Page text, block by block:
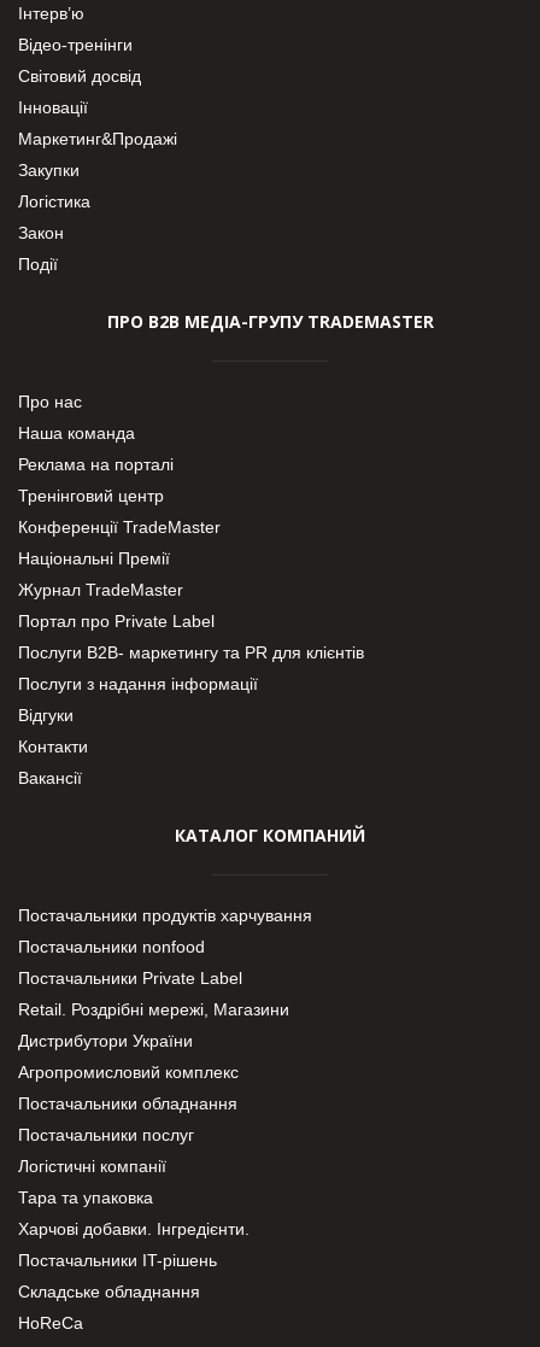
Інтерв’ю
Відео-тренінги
Світовий досвід
Інновації
Маркетинг&Продажі
Закупки
Логістика
Закон
Події
ПРО В2В МЕДІА-ГРУПУ TRADEMASTER
Про нас
Наша команда
Реклама на порталі
Тренінговий центр
Конференції TradeMaster
Національні Премії
Журнал TradeMaster
Портал про Private Label
Послуги В2В- маркетингу та PR для клієнтів
Послуги з надання інформації
Відгуки
Контакти
Вакансії
КАТАЛОГ КОМПАНИЙ
Постачальники продуктів харчування
Постачальники nonfood
Постачальники Private Label
Retail. Роздрібні мережі, Магазини
Дистрибутори України
Агропромисловий комплекс
Постачальники обладнання
Постачальники послуг
Логістичні компанії
Тара та упаковка
Харчові добавки. Інгредієнти.
Постачальники IT-рішень
Складське обладнання
HoReCa